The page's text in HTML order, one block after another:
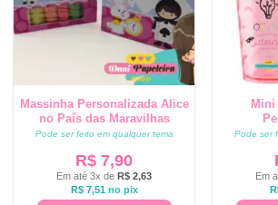
Massinha Personalizada Alice
no País das Maravilhas
Pode ser feito em qualquer tema
R$ 7,90
Em até 3x de R$ 2,63
R$7,51 no pix
Mini
Pode ser
Em